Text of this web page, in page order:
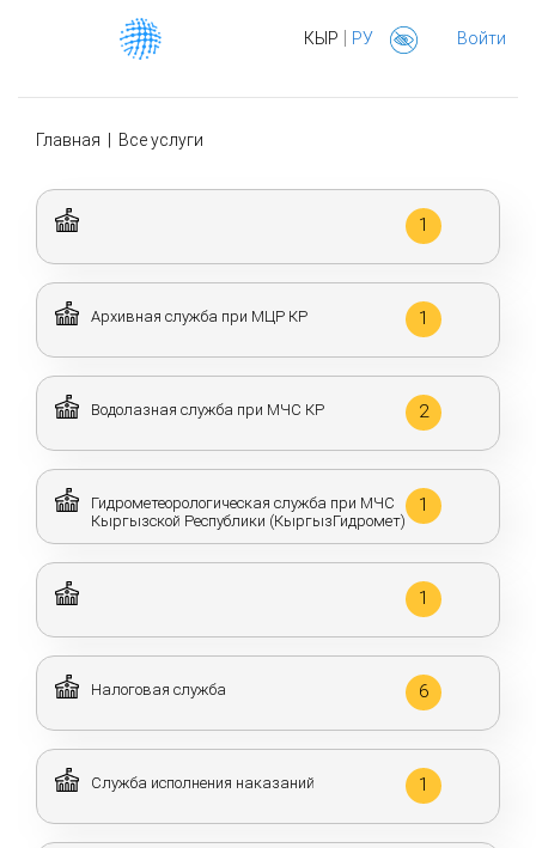
КЫР | РУ Войти
Главная Все услуги
1
Архивная служба при МЦР КР 1
Водолазная служба при МЧС КР 2
Гидрометеорологическая служба при МЧС
Кыргызской Республики (КыргызГидромет)
1
1
Налоговая служба 6
Служба исполнения наказаний 1